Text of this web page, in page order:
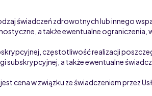
świadczeń zdrowotnych lub innego
a także ewentualne ograniczenia,
częstotliwość realizacji
a także ewentualne
cena w związku ze świadczeniem przez